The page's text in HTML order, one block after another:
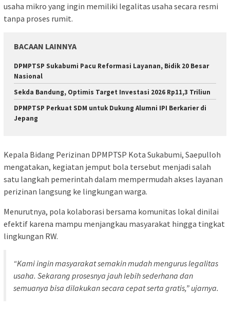
usaha mikro yang ingin memiliki legalitas usaha secara resmi
tanpa proses rumit.
BACAAN LAINNYA
DPMPTSP Sukabumi Pacu Reformasi Layanan, Bidik 20 Besar
Nasional
Sekda Bandung, Optimis Target Investasi 2026 Rp11,3 Triliun
DPMPTSP Perkuat SDM untuk Dukung Alumni IPI Berkarier di
Jepang
Kepala Bidang Perizinan DPMPTSP Kota Sukabumi, Saepulloh
mengatakan, kegiatan jemput bola tersebut menjadi salah
satu langkah pemerintah dalam mempermudah akses layanan
perizinan langsung ke lingkungan warga.
Menurutnya, pola kolaborasi bersama komunitas lokal dinilai
efektif karena mampu menjangkau masyarakat hingga tingkat
lingkungan RW.
“Kami ingin masyarakat semakin mudah mengurus legalitas
usaha. Sekarang prosesnya jauh lebih sederhana dan
semuanya bisa dilakukan secara cepat serta gratis,” ujarnya.